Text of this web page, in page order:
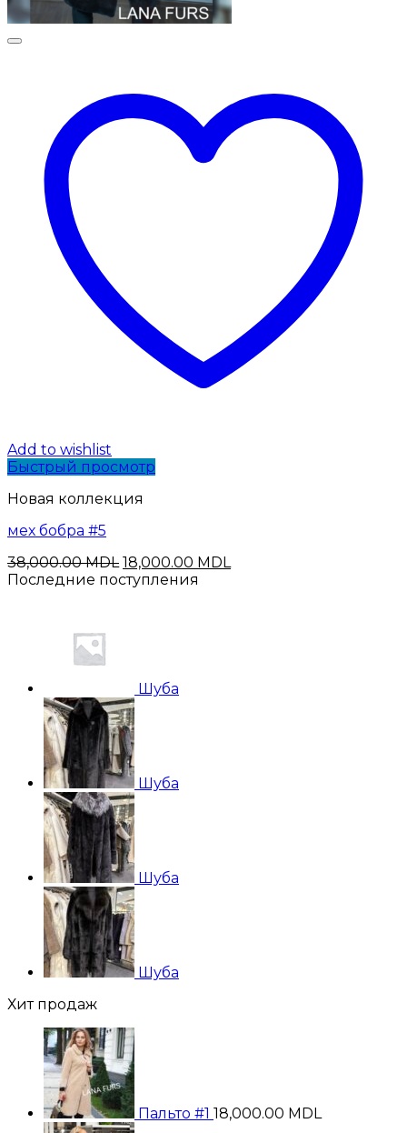
Add to wishlist
Быстрый просмотр
Новая коллекция
мех бобра #5
38,000.00MDL Первоначальная
цена
18,000.00 MDL
Последние поступления
Шуба
Шуба
Шуба
Шуба
Хит продаж
Пальто #1 18,000.00 MDL